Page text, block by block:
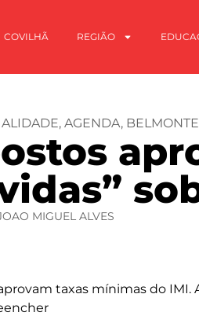
COVILHÃ REGIÃO
, AGENDA, BELMONTE
MIGUEL ALVES
taxas mínimas do IMI.